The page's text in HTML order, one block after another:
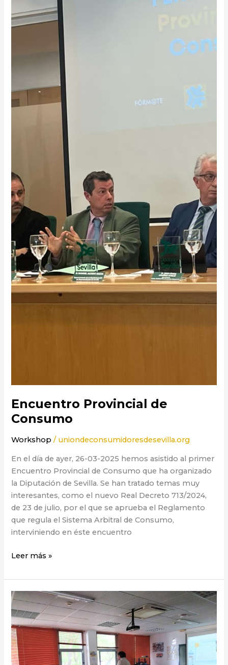
Encuentro Provincial de
Consumo
Workshop / uniondeconsumidoresdesevilla.org
En el día de ayer, 26-03-2025 hemos asistido al primer
Encuentro Provincial de Consumo que ha organizado
la Diputación de Sevilla. Se han tratado temas muy
interesantes, como el nuevo Real Decreto 713/2024,
de 23 de julio, por el que se aprueba el Reglamento
que regula el Sistema Arbitral de Consumo,
interviniendo en éste encuentro
Consumo
Leer más »
Ahorro
Energético
en
el
Ceper
Triana